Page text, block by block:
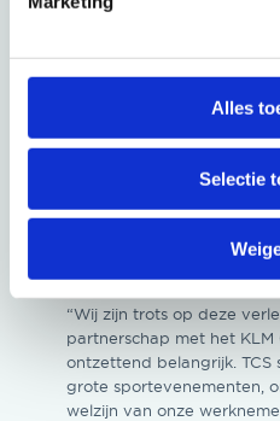
Alles
Selectie
kunnen melden dat Tata
Daarnaast is kledingmerk
clothing supplier van het
Tata Consultancy
Nederland als
organisaties, is blij ook de
partner van het KLM Open
“Wij zijn trots op deze
partnerschap met het KLM
ontzettend belangrijk.
grote sportevenementen,
welzijn van onze